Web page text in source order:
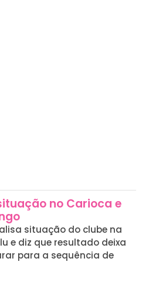
no Carioca e
situação do clube na
e diz que resultado deixa
para a sequência de